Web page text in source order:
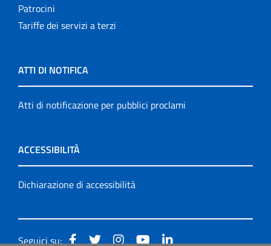
Patrocini
Tariffe dei servizi a terzi
ATTI DI NOTIFICA
Atti di notificazione per pubblici proclami
ACCESSIBILITÀ
Dichiarazione di accessibilità
Seguici su: